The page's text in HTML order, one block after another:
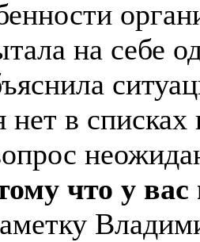
на себе
нет в
что у